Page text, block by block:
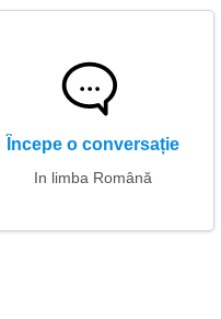
Începe o conversație
In limba Română